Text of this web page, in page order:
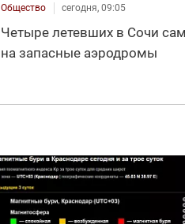
Общество сегодня, 09:05
Четыре летевших в Сочи
на запасные аэродромы